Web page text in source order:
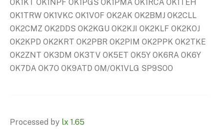
OK1KT OK1NPF OK1PGS OK1PMA OK1RCA OK1TEH
OK1TRW OK1VKC OK1VOF OK2AK OK2BMJ OK2CLL
OK2CMZ OK2DDS OK2KGU OK2KJI OK2KLF OK2KOJ
OK2KPD OK2KRT OK2PBR OK2PIM OK2PPK OK2TKE
OK2ZNT OK3DM OK3TV OK5ET OK5Y OK6RA OK6Y
OK7DA OK7O OK9ATD OM/OK1VLG SP9SOO
Processed by lx 1.65